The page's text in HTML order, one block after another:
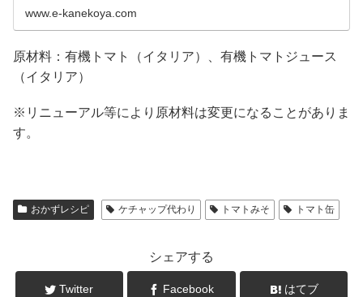
www.e-kanekoya.com
原材料：有機トマト（イタリア）、有機トマトジュース
（イタリア）
※リニューアル等により原材料は変更になることがありま
す。
おかずレシピ ケチャップ代わり トマトみそ トマト缶
シェアする
Twitter Facebook はてブ